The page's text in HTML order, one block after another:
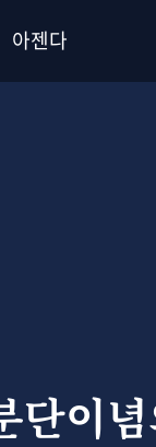
아젠다
단이